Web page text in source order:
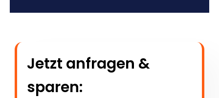
Jetzt anfragen &
sparen: